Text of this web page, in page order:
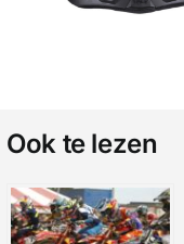
Ook te lezen